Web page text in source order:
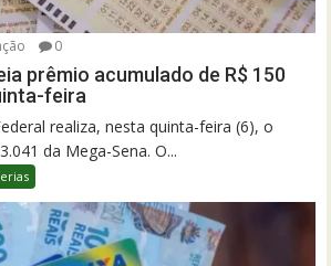
0
prêmio acumulado de R$ 150
feira
realiza, nesta quinta-feira (6), o
da Mega-Sena. O...